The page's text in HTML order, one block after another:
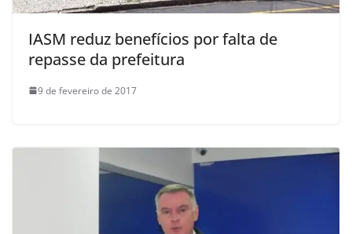
IASM reduz benefícios por falta de
repasse da prefeitura
9 de fevereiro de 2017